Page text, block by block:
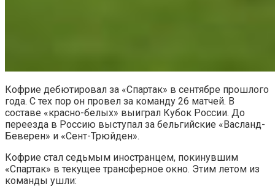
Кофрие дебютировал за «Спартак» в сентябре прошлого
года. С тех пор он провел за команду 26 матчей. В
составе «красно-белых» выиграл Кубок России. До
переезда в Россию выступал за бельгийские «Васланд-
Беверен» и «Сент-Трюйден».
Кофрие стал седьмым иностранцем, покинувшим
«Спартак» в текущее трансферное окно. Этим летом из
команды ушли: